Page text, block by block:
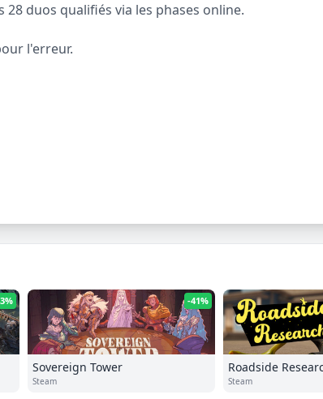
duos qualifiés via les phases online.
l'erreur.
-41%
Sovereign Tower
Steam
Roadside
Steam